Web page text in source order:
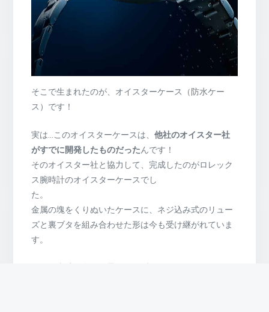
そこで生まれたのが、オイスターケース（防水ケー
ス）です！
実は…このオイスターケースは、他社のオイスター社
がすでに開発したものだったんです！
そのオイスター社と協力して、完成したのがロレック
ス腕時計のオイスターケースでし
た
金属の塊をくりぬいたケースに、ネジ込み式のリュー
ズと裏ブタを組み合わせた形は今も受け継がれていま
す。